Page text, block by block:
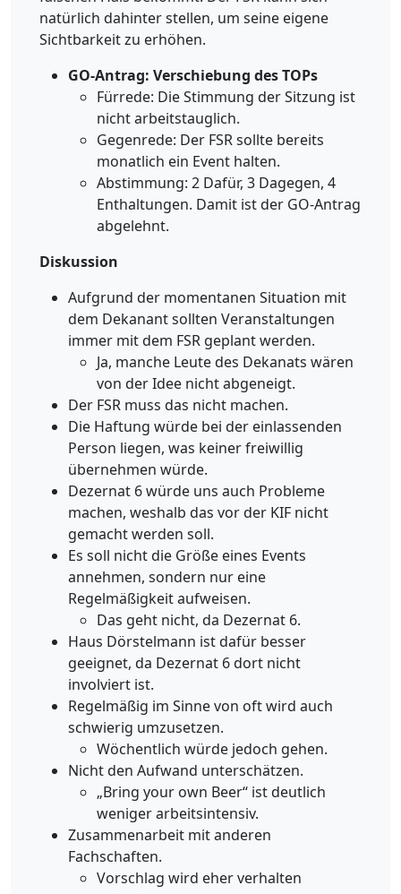
natürlich dahinter stellen, um seine eigene
Sichtbarkeit zu erhöhen.
GO-Antrag: Verschiebung des TOPs
Fürrede: Die Stimmung der Sitzung ist
nicht arbeitstauglich.
Gegenrede: Der FSR sollte bereits
monatlich ein Event halten.
Abstimmung: 2 Dafür, 3 Dagegen, 4
Enthaltungen. Damit ist der GO-Antrag
abgelehnt.
Diskussion
Aufgrund der momentanen Situation mit
dem Dekanant sollten Veranstaltungen
immer mit dem FSR geplant werden.
Ja, manche Leute des Dekanats wären
von der Idee nicht abgeneigt.
Der FSR muss das nicht machen.
Die Haftung würde bei der einlassenden
Person liegen, was keiner freiwillig
übernehmen würde.
Dezernat 6 würde uns auch Probleme
machen, weshalb das vor der KIF nicht
gemacht werden soll.
Es soll nicht die Größe eines Events
annehmen, sondern nur eine
Regelmäßigkeit aufweisen.
Das geht nicht, da Dezernat 6.
Haus Dörstelmann ist dafür besser
geeignet, da Dezernat 6 dort nicht
involviert ist.
Regelmäßig im Sinne von oft wird auch
schwierig umzusetzen.
Wöchentlich würde jedoch gehen.
Nicht den Aufwand unterschätzen.
„Bring your own Beer“ ist deutlich
weniger arbeitsintensiv.
Zusammenarbeit mit anderen
Fachschaften.
Vorschlag wird eher verhalten